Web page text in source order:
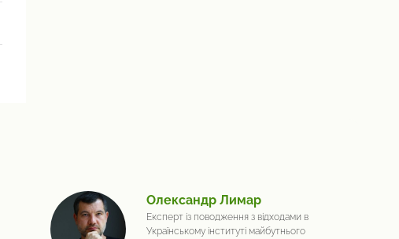
Олександр Лимар
Експерт із поводження з відходами в
Українському інституті майбутнього